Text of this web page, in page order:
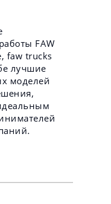
FAW
faw trucks
лучшие
моделей